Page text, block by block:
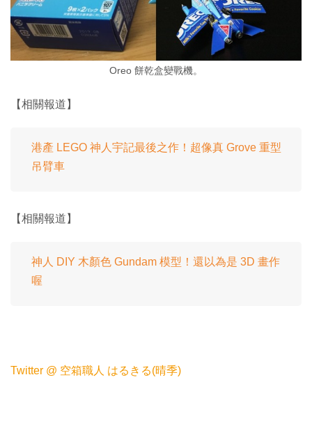
Oreo 餅乾盒變戰機。
【相關報道】
港產 LEGO 神人宇記最後之作！超像真 Grove 重型
吊臂車
【相關報道】
神人 DIY 木顏色 Gundam 模型！還以為是 3D 畫作
喔
Twitter @ 空箱職人 はるきる(晴季)